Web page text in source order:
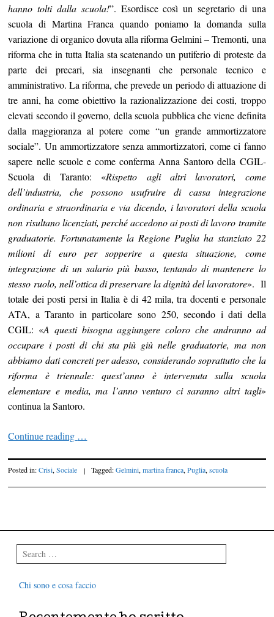
hanno tolti dalla scuola!”. Esordisce così un segretario di una
scuola di Martina Franca quando poniamo la domanda sulla
variazione di organico dovuta alla riforma Gelmini – Tremonti, una
riforma che in tutta Italia sta scatenando un putiferio di proteste da
parte dei precari, sia insegnanti che personale tecnico e
amministrativo. La riforma, che prevede un periodo di attuazione di
tre anni, ha come obiettivo la razionalizzazione dei costi, troppo
elevati secondo il governo, della scuola pubblica che viene definita
dalla maggioranza al potere come “un grande ammortizzatore
sociale”. Un ammortizzatore senza ammortizzatori, come ci fanno
sapere nelle scuole e come conferma Anna Santoro della CGIL-
Scuola di Taranto: «Rispetto agli altri lavoratori, come
dell’industria, che possono usufruire di cassa integrazione
ordinaria e straordinaria e via dicendo, i lavoratori della scuola
non risultano licenziati, perché accedono ai posti di lavoro tramite
graduatorie. Fortunatamente la Regione Puglia ha stanziato 22
milioni di euro per sopperire a questa situazione, come
integrazione di un salario più basso, tentando di mantenere lo
stesso ruolo, nell’ottica di preservare la dignità del lavoratore». Il
totale dei posti persi in Italia è di 42 mila, tra docenti e personale
ATA, a Taranto in particolare sono 250, secondo i dati della
CGIL: «A questi bisogna aggiungere coloro che andranno ad
occupare i posti di chi sta più giù nelle graduatorie, ma non
abbiamo dati concreti per adesso, considerando soprattutto che la
riforma è triennale: quest’anno è intervenuta sulla scuola
elementare e media, ma l’anno venturo ci saranno altri tagli»
continua la Santoro.
Continue reading …
Posted in:Crisi,Sociale | Tagged:Gelmini,martina franca,Puglia,scuola
Search
Chi sono e cosa faccio